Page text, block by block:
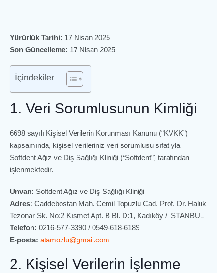
Yürürlük Tarihi: 17 Nisan 2025
Son Güncelleme: 17 Nisan 2025
İçindekiler
1. Veri Sorumlusunun Kimliği
6698 sayılı Kişisel Verilerin Korunması Kanunu (“KVKK”)
kapsamında, kişisel verileriniz veri sorumlusu sıfatıyla
Softdent Ağız ve Diş Sağlığı Kliniği (“Softdent”) tarafından
işlenmektedir.
Unvan: Softdent Ağız ve Diş Sağlığı Kliniği
Adres: Caddebostan Mah. Cemil Topuzlu Cad. Prof. Dr. Haluk
Tezonar Sk. No:2 Kısmet Apt. B Bl. D:1, Kadıköy / İSTANBUL
Telefon: 0216-577-3390 / 0549-618-6189
E-posta: atamozlu@gmail.com
2. Kişisel Verilerin İşlenme